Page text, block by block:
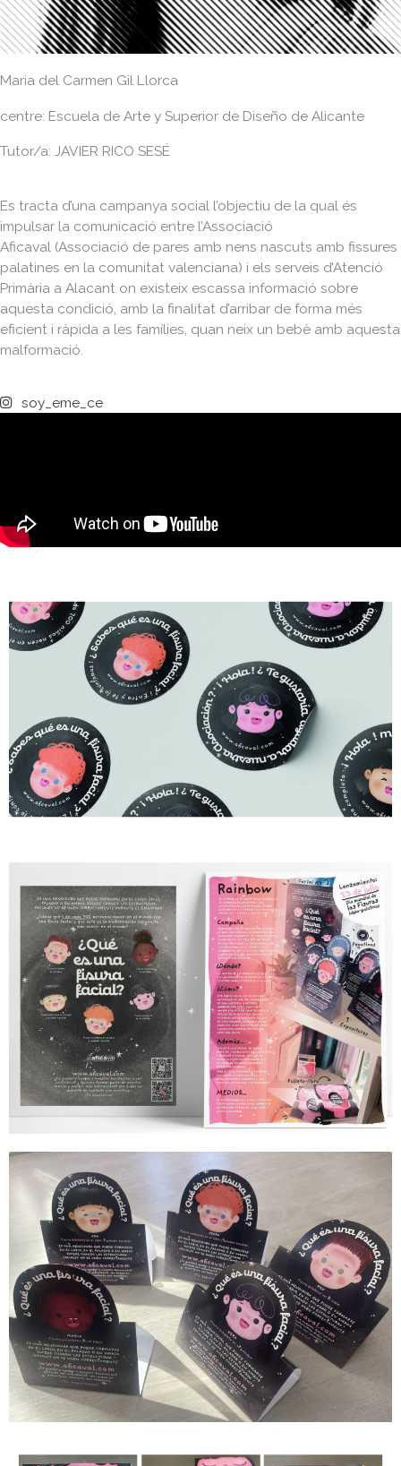
Maria del Carmen Gil Llorca
centre: Escuela de Arte y Superior de Diseño de Alicante
Tutor/a: JAVIER RICO SESÉ
Es tracta d’una campanya social l’objectiu de la qual és
impulsar la comunicació entre l’Associació
Aficaval (Associació de pares amb nens nascuts amb fissures
palatines en la comunitat valenciana) i els serveis d’Atenció
Primària a Alacant on existeix escassa informació sobre
aquesta condició, amb la finalitat d’arribar de forma més
eficient i ràpida a les famílies, quan neix un bebè amb aquesta
malformació.
soy_eme_ce